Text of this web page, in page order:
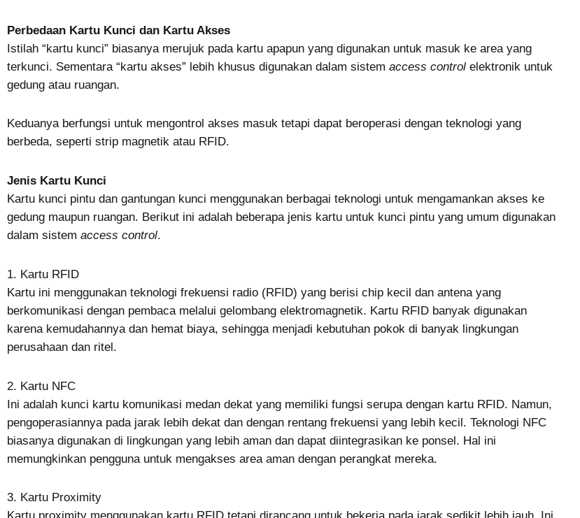
Perbedaan Kartu Kunci dan Kartu Akses
Istilah “kartu kunci” biasanya merujuk pada kartu apapun yang digunakan untuk masuk ke area yang
terkunci. Sementara “kartu akses” lebih khusus digunakan dalam sistem access control elektronik untuk
gedung atau ruangan.
Keduanya berfungsi untuk mengontrol akses masuk tetapi dapat beroperasi dengan teknologi yang
berbeda, seperti strip magnetik atau RFID.
Jenis Kartu Kunci
Kartu kunci pintu dan gantungan kunci menggunakan berbagai teknologi untuk mengamankan akses ke
gedung maupun ruangan. Berikut ini adalah beberapa jenis kartu untuk kunci pintu yang umum digunakan
dalam sistem access control.
1. Kartu RFID
Kartu ini menggunakan teknologi frekuensi radio (RFID) yang berisi chip kecil dan antena yang
berkomunikasi dengan pembaca melalui gelombang elektromagnetik. Kartu RFID banyak digunakan
karena kemudahannya dan hemat biaya, sehingga menjadi kebutuhan pokok di banyak lingkungan
perusahaan dan ritel.
2. Kartu NFC
Ini adalah kunci kartu komunikasi medan dekat yang memiliki fungsi serupa dengan kartu RFID. Namun,
pengoperasiannya pada jarak lebih dekat dan dengan rentang frekuensi yang lebih kecil. Teknologi NFC
biasanya digunakan di lingkungan yang lebih aman dan dapat diintegrasikan ke ponsel. Hal ini
memungkinkan pengguna untuk mengakses area aman dengan perangkat mereka.
3. Kartu Proximity